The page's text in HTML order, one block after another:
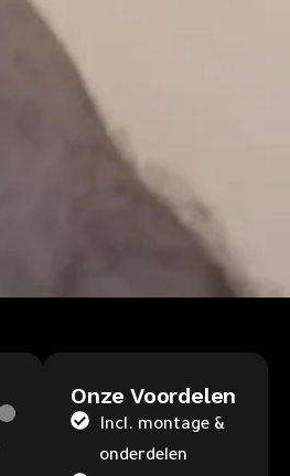
Onze Voordelen
Incl. montage &
onderdelen